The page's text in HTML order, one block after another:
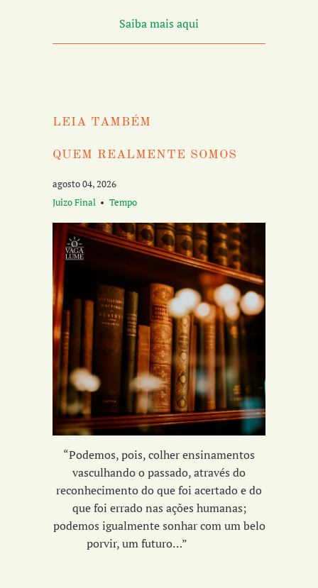
Saiba mais aqui
LEIA TAMBÉM
QUEM REALMENTE SOMOS
agosto 04, 2026
Juizo Final
Tempo
“Podemos, pois, colher ensinamentos
vasculhando o passado, através do
reconhecimento do que foi acertado e do
que foi errado nas ações humanas;
podemos igualmente sonhar com um belo
porvir, um futuro…”